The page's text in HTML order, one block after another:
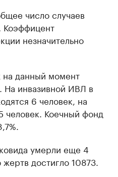
число случаев
Коэффицент
незначительно
на данный момент
На инвазивной ИВЛ в
6 человек, на
Коечный фонд
умерли еще 4
достигло 10873.